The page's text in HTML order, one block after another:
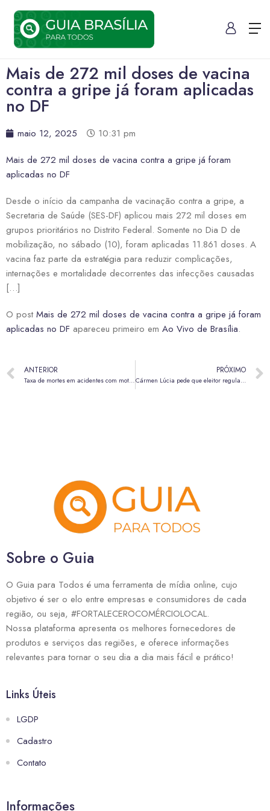
Mais de 272 mil doses de vacina
contra a gripe já foram aplicadas
no DF
maio 12, 2025
10:31 pm
Mais de 272 mil doses de vacina contra a gripe já foram
aplicadas no DF
Desde o início da campanha de vacinação contra a gripe, a
Secretaria de Saúde (SES-DF) aplicou mais 272 mil doses em
grupos prioritários no Distrito Federal. Somente no Dia D de
mobilização, no sábado (10), foram aplicadas 11.861 doses. A
vacina faz parte da estratégia para reduzir complicações,
internações e mortalidade decorrentes das infecções causadas
[…]
O post Mais de 272 mil doses de vacina contra a gripe já foram
aplicadas no DF apareceu primeiro em Ao Vivo de Brasília.
ANTERIOR
Taxa de mortes em acidentes com motocicletas cresce 12,5% no país
PRÓXIMO
Cármen Lúcia pede que eleitor regularize título até segunda-feira, 19 de maio
Sobre o Guia
O Guia para Todos é uma ferramenta de mídia online, cujo
objetivo é ser o elo entre empresas e consumidores de cada
região, ou seja, #FORTALECEROCOMÉRCIOLOCAL.
Nossa plataforma apresenta os melhores fornecedores de
produtos e serviços das regiões, e oferece informações
relevantes para tornar o seu dia a dia mais fácil e prático!
Links Úteis
LGDP
Cadastro
Contato
Informações